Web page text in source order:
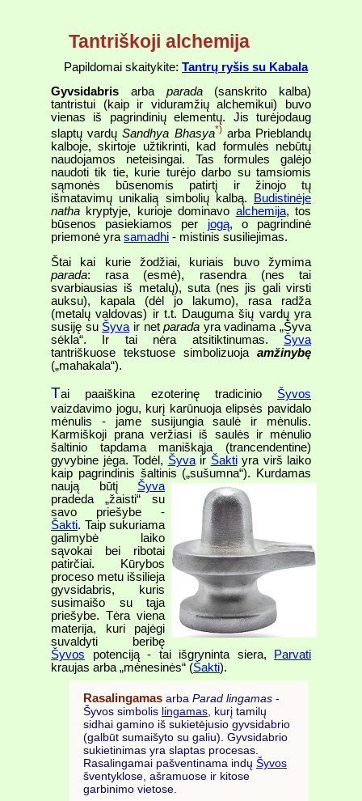
Tantriškoji alchemija
Papildomai skaitykite: Tantrų ryšis su Kabala
Gyvsidabris arba parada(sanskrito kalba)
tantristui (kaip ir viduramžių alchemikui) buvo
vienas iš pagrindinių elementų. Jis turėjodaug
slaptų vardųSandhya Bhasya*)arba Prieblandų
kalboje, skirtoje užtikrinti, kad formulės nebūtų
naudojamos neteisingai. Tas formules galėjo
naudoti tik tie, kurie turėjo darbo su tamsiomis
sąmonės būsenomis patirtį ir žinojo tų
išmatavimų unikalią simbolių kalbą.
Budistinėje
natha kryptyje, kurioje dominavo alchemija, tos
būsenos pasiekiamos per jogą, o pagrindinė
priemonė yrasamadhi - mistinis susiliejimas.
Štai kai kurie žodžiai, kuriais buvo žymima
parada: rasa (esmė), rasendra (nes tai
svarbiausias iš metalų), suta (nes jis gali virsti
auksu), kapala (dėl jo lakumo), rasa radža
(metalų valdovas) ir t.t. Dauguma šių vardų yra
susiję su Šyva ir netparada yra vadinama „Šyva
sėkla“. Ir tai nėra atsitiktinumas. Šyva
tantriškuose tekstuose simbolizuoja amžinybę
(„mahakala“).
Tai paaiškina ezoterinę tradicinio Šyvos
vaizdavimo jogu, kurį karūnuoja elipsės pavidalo
mėnulis - jame susijungia saulė ir mėnulis.
Karmiškoji prana veržiasi iš saulės ir mėnulio
šaltinio tapdama maniškąja (trancendentine)
gyvybine jėga. Todėl, Šyvair Šaktiyra virš laiko
kaip pagrindinis šaltinis („sušumna“). Kurdamas
naują būtį Šyva
pradeda „žaisti“ su
savo priešybe -
Šakti. Taip sukuriama
galimybė laiko
sąvokai bei ribotai
patirčiai. Kūrybos
proceso metu išsilieja
gyvsidabris, kuris
susimaišo su tąja
priešybe. Tėra viena
materija, kuri pajėgi
suvaldyti beribę
Šyvos potenciją - tai išgryninta siera, Parvati
kraujas arba „mėnesinės“ (Šakti).
Rasalingamas arba Parad lingamas -
Šyvos simbolis lingamas , kurį tamilų
sidhai gamino iš sukietėjusio gyvsidabrio
(galbūt sumaišyto su galiu). Gyvsidabrio
sukietinimas yra slaptas procesas.
Rasalingamai pašventinama indų Šyvos
šventyklose, ašramuose ir kitose
garbinimo vietose.